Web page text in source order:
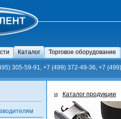
Каталог Торговое оборудование
305-59-91, +7 (499) 372-49-36, +7
Каталог продукции